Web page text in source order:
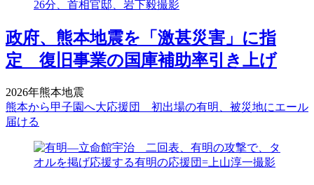
政府、熊本地震を「激甚災害」に指
定 復旧事業の国庫補助率引き上げ
2026年熊本地震
熊本から甲子園へ大応援団 初出場の有明、被災地にエール
届ける